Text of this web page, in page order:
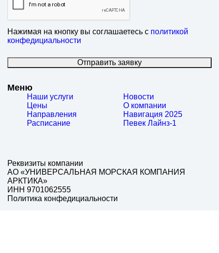
Реквизиты компании
АО «УНИВЕРСАЛЬНАЯ МОРСКАЯ КОМПАНИЯ
АРКТИКА»
ИНН 9701062555
Политика конфедициальности
Меню
Наши услуги
Цены
Направления
Расписание
Новости
О компании
Навигация 2025
Певек Лайнз-1
Отправить заявку
Нажимая на кнопку вы соглашаетесь с политикой
конфедициальности